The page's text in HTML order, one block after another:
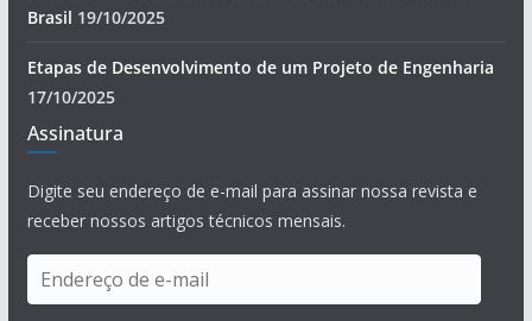
Brasil 19/10/2025
Etapas de Desenvolvimento de um Projeto de Engenharia
17/10/2025
Assinatura
Digite seu endereço de e-mail para assinar nossa revista e
receber nossos artigos técnicos mensais.
n